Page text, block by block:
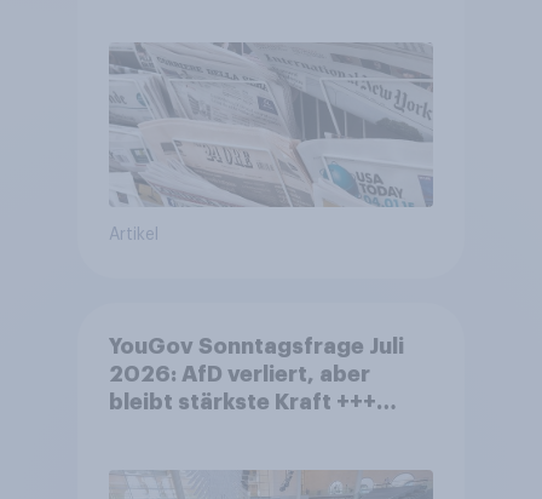
Artikel
YouGov Sonntagsfrage Juli
2026: AfD verliert, aber
bleibt stärkste Kraft +++